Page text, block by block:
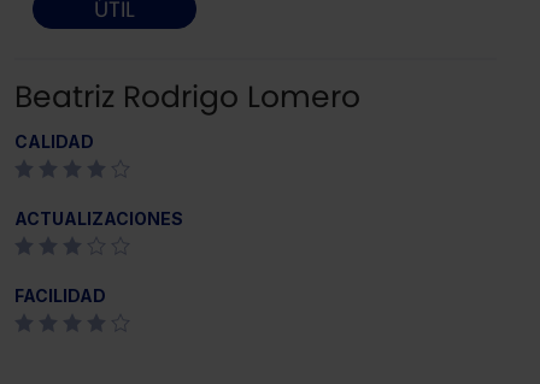
ÚTIL
Beatriz Rodrigo Lomero
CALIDAD
ACTUALIZACIONES
FACILIDAD